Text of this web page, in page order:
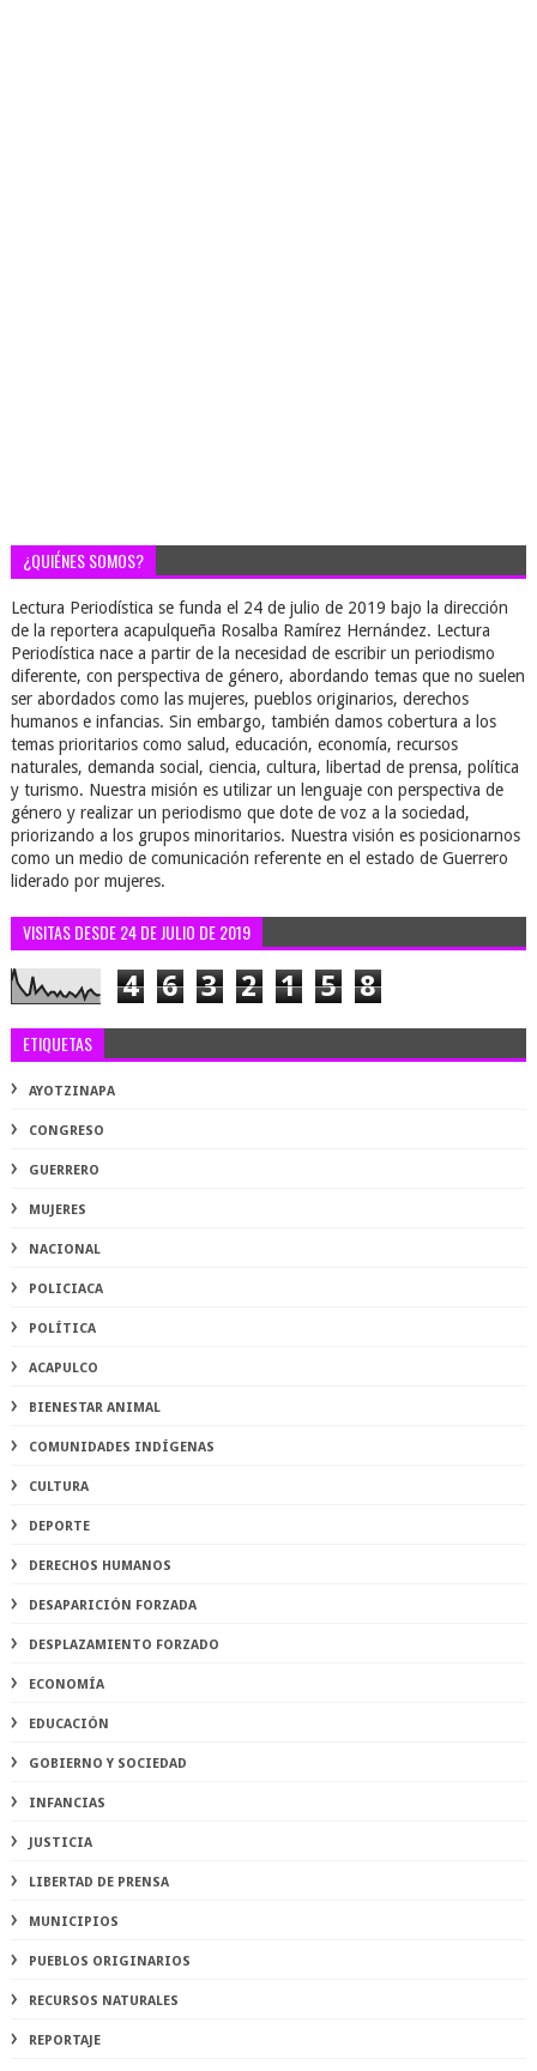
¿QUIÉNES SOMOS?
Lectura Periodística se funda el 24 de julio de 2019 bajo la dirección
de la reportera acapulqueña Rosalba Ramírez Hernández. Lectura
Periodística nace a partir de la necesidad de escribir un periodismo
diferente, con perspectiva de género, abordando temas que no suelen
ser abordados como las mujeres, pueblos originarios, derechos
humanos e infancias. Sin embargo, también damos cobertura a los
temas prioritarios como salud, educación, economía, recursos
naturales, demanda social, ciencia, cultura, libertad de prensa, política
y turismo. Nuestra misión es utilizar un lenguaje con perspectiva de
género y realizar un periodismo que dote de voz a la sociedad,
priorizando a los grupos minoritarios. Nuestra visión es posicionarnos
como un medio de comunicación referente en el estado de Guerrero
liderado por mujeres.
VISITAS DESDE 24 DE JULIO DE 2019
4 6 3 2 1 5 8
ETIQUETAS
AYOTZINAPA
CONGRESO
GUERRERO
MUJERES
NACIONAL
POLICIACA
POLÍTICA
ACAPULCO
BIENESTAR ANIMAL
COMUNIDADES INDÍGENAS
CULTURA
DEPORTE
DERECHOS HUMANOS
DESAPARICIÓN FORZADA
DESPLAZAMIENTO FORZADO
ECONOMÍA
EDUCACIÓN
GOBIERNO Y SOCIEDAD
INFANCIAS
JUSTICIA
LIBERTAD DE PRENSA
MUNICIPIOS
PUEBLOS ORIGINARIOS
RECURSOS NATURALES
REPORTAJE